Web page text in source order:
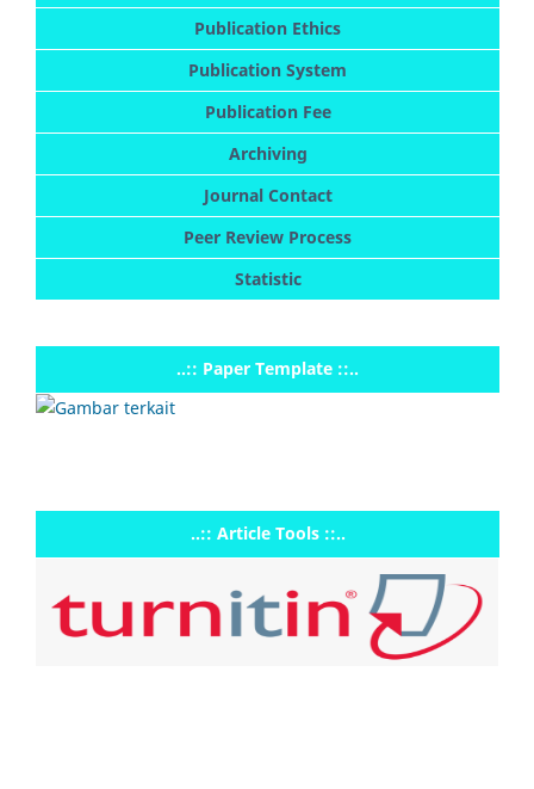
Publication Ethics
Publication System
Publication Fee
Archiving
Journal Contact
Peer Review Process
Statistic
..:: Paper Template ::..
..:: Article Tools ::..